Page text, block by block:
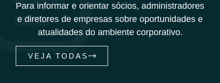
Para informar e orientar sócios, administradores
e diretores de empresas sobre oportunidades e
atualidades do ambiente corporativo.
VEJA TODAS